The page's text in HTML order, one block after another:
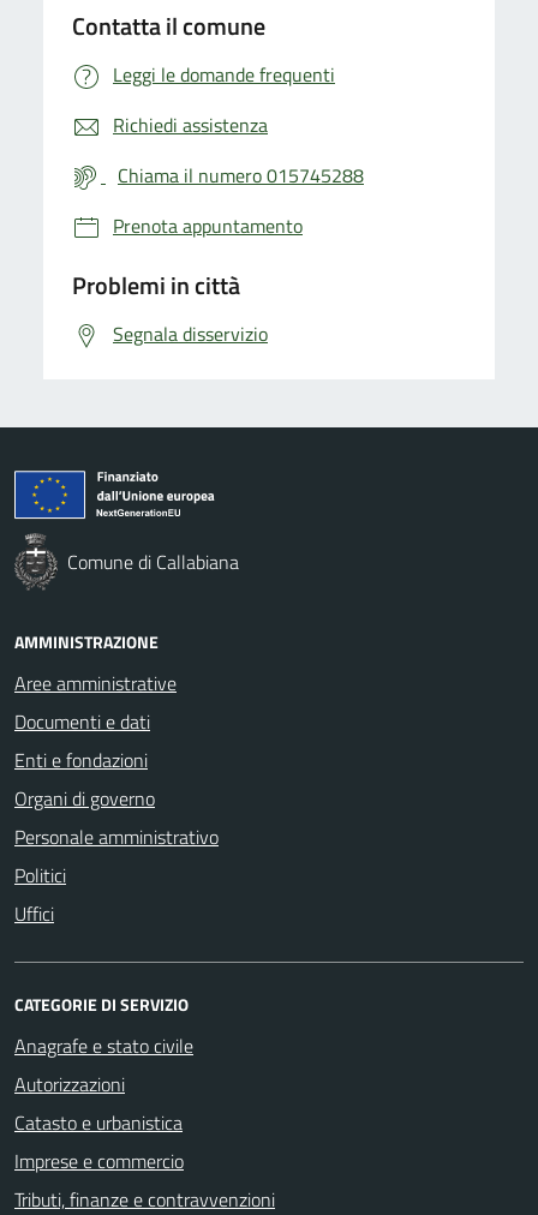
Contatta il comune
Leggi le domande frequenti
Richiedi assistenza
Chiama il numero 015745288
Prenota appuntamento
Problemi in città
Segnala disservizio
Comune di Callabiana
AMMINISTRAZIONE
Aree amministrative
Documenti e dati
Enti e fondazioni
Organi di governo
Personale amministrativo
Politici
Uffici
CATEGORIE DI SERVIZIO
Anagrafe e stato civile
Autorizzazioni
Catasto e urbanistica
Imprese e commercio
Tributi, finanze e contravvenzioni